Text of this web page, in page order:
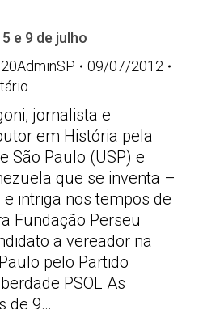
e 9 de julho
09/07/2012
jornalista e
em História pela
São Paulo (USP) e
que se inventa –
e intriga nos tempos de
Fundação Perseu
a vereador na
pelo Partido
PSOL As
de 9…